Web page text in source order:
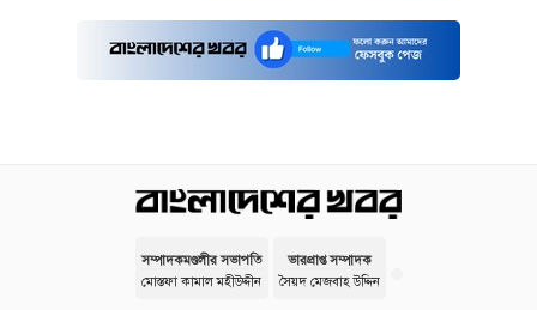
সম্পাদকমণ্ডলীর সভাপতি
মোস্তফা কামাল মহীউদ্দীন
ভারপ্রাপ্ত সম্পাদক
সৈয়দ মেজবাহ উদ্দিন